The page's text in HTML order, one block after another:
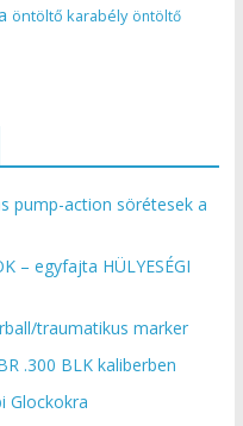
öntöltő karabély öntöltő
pump-action sörétesek a
– egyfajta HÜLYESÉGI
traumatikus marker
.300 BLK kaliberben
Glockokra